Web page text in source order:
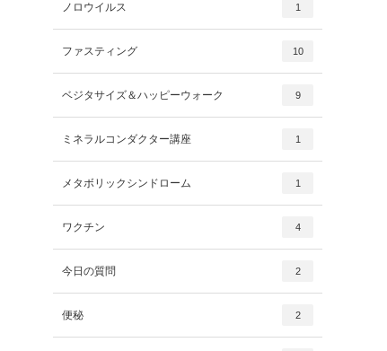
ノロウイルス 1
ファスティング 10
ベジタサイズ＆ハッピーウォーク 9
ミネラルコンダクター講座 1
メタボリックシンドローム 1
ワクチン 4
今日の質問 2
便秘 2